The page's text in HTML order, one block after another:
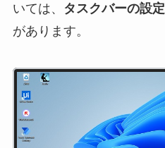
いては、
タスクバーの設定
があります。